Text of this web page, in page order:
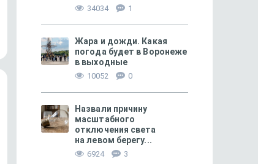
Пошло не по маслу — и жизнь
34034 1
Жара и дожди. Какая
погода будет в Воронеже
в выходные
10052 0
Назвали причину
масштабного
отключения света
на левом берегу...
6924 3